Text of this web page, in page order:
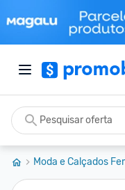
Moda e Calçados